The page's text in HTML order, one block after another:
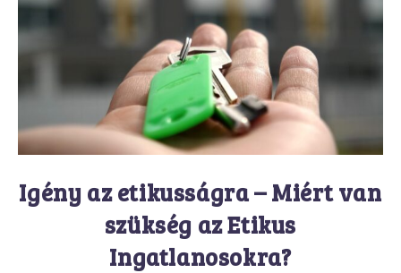
Igény az etikusságra – Miért van
szükség az Etikus
Ingatlanosokra?